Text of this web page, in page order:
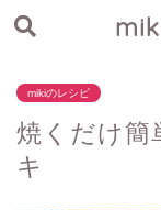
mikiのレシピ
焼くだけ
キ